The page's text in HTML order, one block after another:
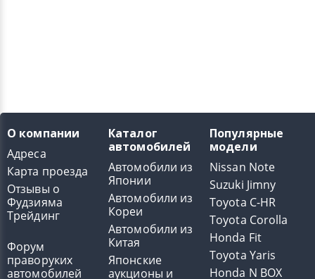
О компании
Адреса
Карта проезда
Отзывы о
Фудзияма
Трейдинг
Форум
праворуких
автомобилей
Каталог
автомобилей
Автомобили из
Японии
Автомобили из
Кореи
Автомобили из
Китая
Японские
аукционы и
Популярные
модели
Nissan Note
Suzuki Jimny
Toyota C-HR
Toyota Corolla
Honda Fit
Toyota Yaris
Honda N BOX